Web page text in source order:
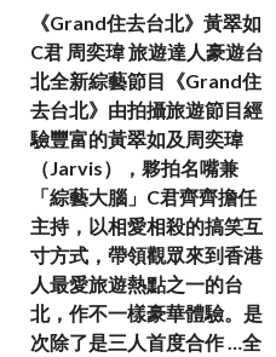
《Grand住去台北》黃翠如
C君 周奕瑋 旅遊達人豪遊台
北全新綜藝節目《Grand住
去台北》由拍攝旅遊節目經
驗豐富的黃翠如及周奕瑋
（Jarvis），夥拍名嘴兼
「綜藝大腦」C君齊齊擔任
主持，以相愛相殺的搞笑互
寸方式，帶領觀眾來到香港
人最愛旅遊熱點之一的台
北，作不一樣豪華體驗。是
次除了是三人首度合作 …全